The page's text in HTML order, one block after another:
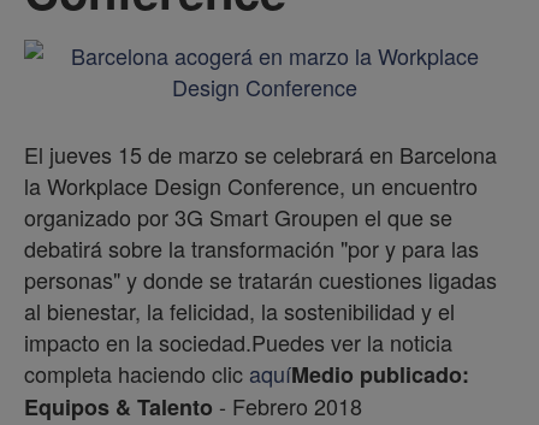
El jueves 15 de marzo se celebrará en Barcelona
la Workplace Design Conference, un encuentro
organizado por 3G Smart Groupen el que se
debatirá sobre la transformación "por y para las
personas" y donde se tratarán cuestiones ligadas
al bienestar, la felicidad, la sostenibilidad y el
impacto en la sociedad.Puedes ver la noticia
completa haciendo clic aquíMedio publicado:
Equipos & Talento - Febrero 2018